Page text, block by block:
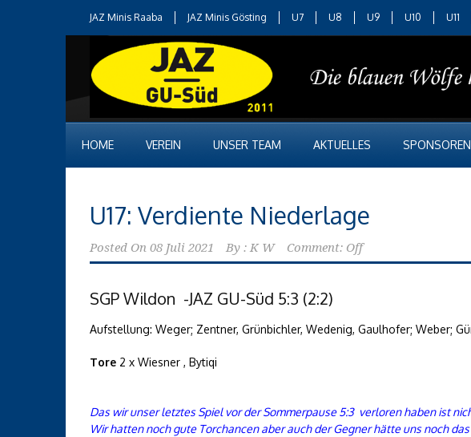
JAZ Minis Raaba JAZ Minis Gösting U7 U8 U9 U10 U11
HOME VEREIN UNSER TEAM AKTUELLES
U17: Verdiente Niederlage
Posted On 08 Juli 2021 By : K W Comment: Off
SGP Wildon -JAZ GU-Süd 5:3 (2:2)
Aufstellung: Weger; Zentner, Grünbichler, Wedenig, Gaulhofer; Weber;
Tore 2 x Wiesner , Bytiqi
Das wir unser letztes Spiel vor der Sommerpause 5:3 verloren haben ist
Wir hatten noch gute Torchancen aber auch der Gegner hätte uns noch